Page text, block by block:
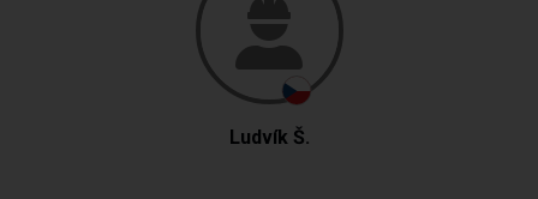
Ludvík Š.